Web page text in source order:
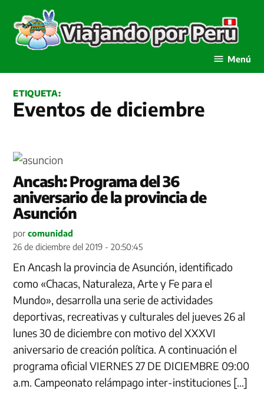
contenido
Menú
ETIQUETA:
Eventos de diciembre
Ancash: Programa del 36
aniversario de la provincia de
Asunción
por comunidad
26 de diciembre del 2019 - 20:50:45
En Ancash la provincia de Asunción, identificado
como «Chacas, Naturaleza, Arte y Fe para el
Mundo», desarrolla una serie de actividades
deportivas, recreativas y culturales del jueves 26 al
lunes 30 de diciembre con motivo del XXXVI
aniversario de creación política. A continuación el
programa oficial VIERNES 27 DE DICIEMBRE 09:00
a.m. Campeonato relámpago inter-instituciones […]